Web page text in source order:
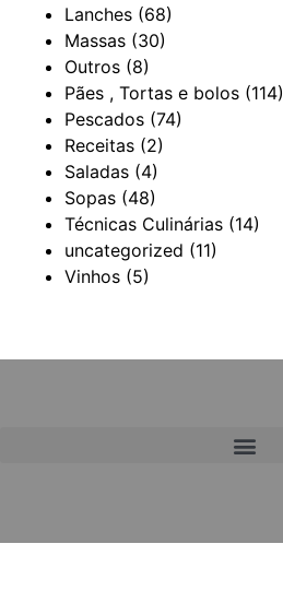
Lanches (68)
Massas (30)
Outros (8)
Pães , Tortas e bolos (114)
Pescados (74)
Receitas (2)
Saladas (4)
Sopas (48)
Técnicas Culinárias (14)
uncategorized (11)
Vinhos (5)